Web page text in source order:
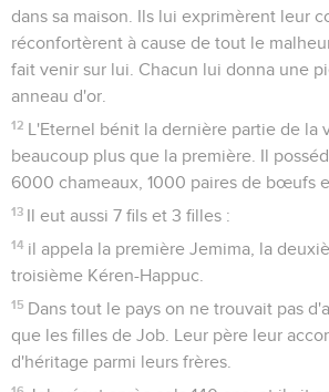
dans sa maison. Ils lui exprimèrent leur
réconfortèrent à cause de tout le
fait venir sur lui. Chacun lui donna une
anneau d'or.
12 L'Eternel bénit la dernière partie de la
beaucoup plus que la première. Il
6000 chameaux, 1000 paires de bœufs
13 Il eut aussi 7 fils et 3 filles :
14 il appela la première Jemima, la
troisième Kéren-Happuc.
15 Dans tout le pays on ne trouvait pas
que les filles de Job. Leur père leur
d'héritage parmi leurs frères.